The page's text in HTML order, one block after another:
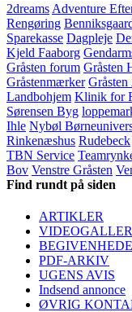
2dreams Adventure
Rengøring
Sparekasse Dagpleje
Kjeld Faaborg
Gråsten forum Gråsten
Gråstenmærker
Landbohjem Klinik for
Sørensen Byg
Ihle Nybøl
Rinkenæshus Rudebeck
TBN Service
Bov Venstre Gråsten
Find rundt på siden
ARTIKLER
PDF-ARKIV
UGENS AVIS
Indsend annonce
ØVRIG